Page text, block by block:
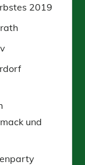
2019
und